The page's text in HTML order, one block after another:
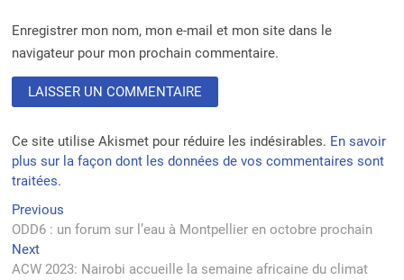
Enregistrer mon nom, mon e-mail et mon site dans le
navigateur pour mon prochain commentaire.
Ce site utilise Akismet pour réduire les indésirables. En savoir
plus sur la façon dont les données de vos commentaires sont
traitées.
Navigation
de
l’article
Previous
post:
ODD6 : un forum sur l’eau à Montpellier en octobre prochain
NextNext
post:
ACW 2023: Nairobi accueille la semaine africaine du climat